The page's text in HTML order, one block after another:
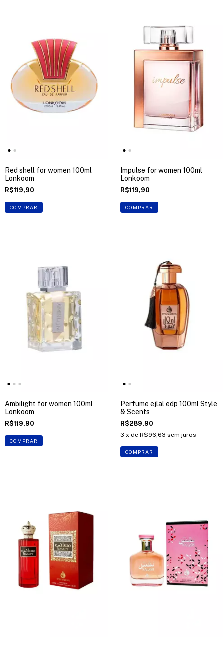
Red shell for women 100ml
Lonkoom
R$119,90
COMPRAR
Impulse for women 100ml
Lonkoom
R$119,90
COMPRAR
Ambilight for women 100ml
Lonkoom
R$119,90
COMPRAR
Perfume ejlal edp 100ml Style
& Scents
R$289,90
3 x de R$96,63 sem juros
COMPRAR